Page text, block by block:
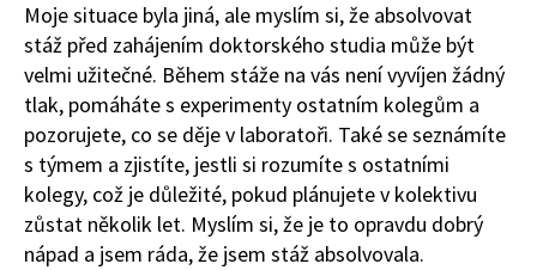
Moje situace byla jiná, ale myslím si, že absolvovat
stáž před zahájením doktorského studia může být
velmi užitečné. Během stáže na vás není vyvíjen žádný
tlak, pomáháte s experimenty ostatním kolegům a
pozorujete, co se děje v laboratoři. Také se seznámíte
s týmem a zjistíte, jestli si rozumíte s ostatními
kolegy, což je důležité, pokud plánujete v kolektivu
zůstat několik let. Myslím si, že je to opravdu dobrý
nápad a jsem ráda, že jsem stáž absolvovala.